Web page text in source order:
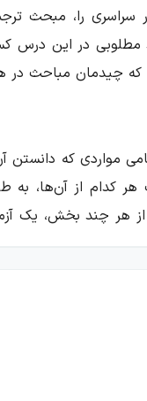
چیدمان مباحث
مواردی که
کدام از آن‌ها،
هر چند بخش، یک
تست‌ها بریزد.
و مجهول، لازم و